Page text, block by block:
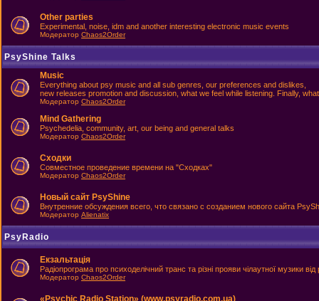
Other parties
Experimental, noise, idm and another interesting electronic music events
Модератор Chaos2Order
PsyShine Talks
Music
Everything about psy music and all sub genres, our preferences and dislikes,
new releases promotion and discussion, what we feel while listening. Finally,
Модератор Chaos2Order
Mind Gathering
Psychedelia, community, art, our being and general talks
Модератор Chaos2Order
Сходки
Совместное проведение времени на "Сходках"
Модератор Chaos2Order
Новый сайт PsyShine
Внутренние обсуждения всего, что связано с созданием нового сайта
Модератор Alienatix
PsyRadio
Екзальтація
Радіопрограма про психоделічний транс та різні прояви чілаутної музики
Модератор Chaos2Order
«Psychic Radio Station» (www.psyradio.com.ua)